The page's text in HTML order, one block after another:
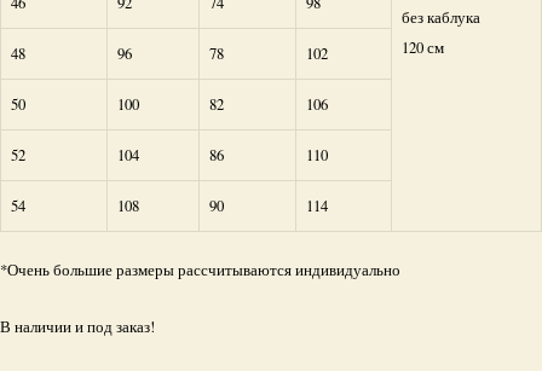
без каблука
120 см
48 96 78 102
50 100 82 106
52 104 86 110
54 108 90 114
*Очень большие размеры рассчитываются индивидуально
В наличии и под заказ!